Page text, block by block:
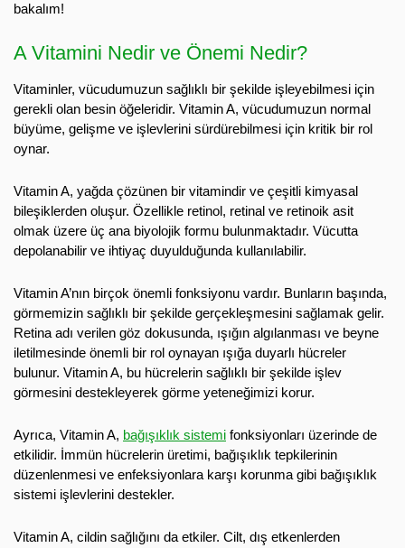
bakalım!
A Vitamini Nedir ve Önemi Nedir?
Vitaminler, vücudumuzun sağlıklı bir şekilde işleyebilmesi için
gerekli olan besin öğeleridir. Vitamin A, vücudumuzun normal
büyüme, gelişme ve işlevlerini sürdürebilmesi için kritik bir rol
oynar.
Vitamin A, yağda çözünen bir vitamindir ve çeşitli kimyasal
bileşiklerden oluşur. Özellikle retinol, retinal ve retinoik asit
olmak üzere üç ana biyolojik formu bulunmaktadır. Vücutta
depolanabilir ve ihtiyaç duyulduğunda kullanılabilir.
Vitamin A’nın birçok önemli fonksiyonu vardır. Bunların başında,
görmemizin sağlıklı bir şekilde gerçekleşmesini sağlamak gelir.
Retina adı verilen göz dokusunda, ışığın algılanması ve beyne
iletilmesinde önemli bir rol oynayan ışığa duyarlı hücreler
bulunur. Vitamin A, bu hücrelerin sağlıklı bir şekilde işlev
görmesini destekleyerek görme yeteneğimizi korur.
Ayrıca, Vitamin A, bağışıklık sistemi fonksiyonları üzerinde de
etkilidir. İmmün hücrelerin üretimi, bağışıklık tepkilerinin
düzenlenmesi ve enfeksiyonlara karşı korunma gibi bağışıklık
sistemi işlevlerini destekler.
Vitamin A, cildin sağlığını da etkiler. Cilt, dış etkenlerden